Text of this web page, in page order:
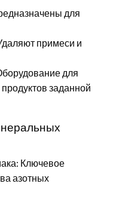
для
примеси и
для
заданной
Ключевое
азотных